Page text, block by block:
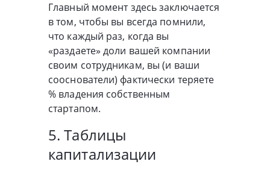
Главный момент здесь заключается
в том, чтобы вы всегда помнили,
что каждый раз, когда вы
«раздаете» доли вашей компании
своим сотрудникам, вы (и ваши
сооснователи) фактически теряете
% владения собственным
стартапом.
5. Таблицы
капитализации